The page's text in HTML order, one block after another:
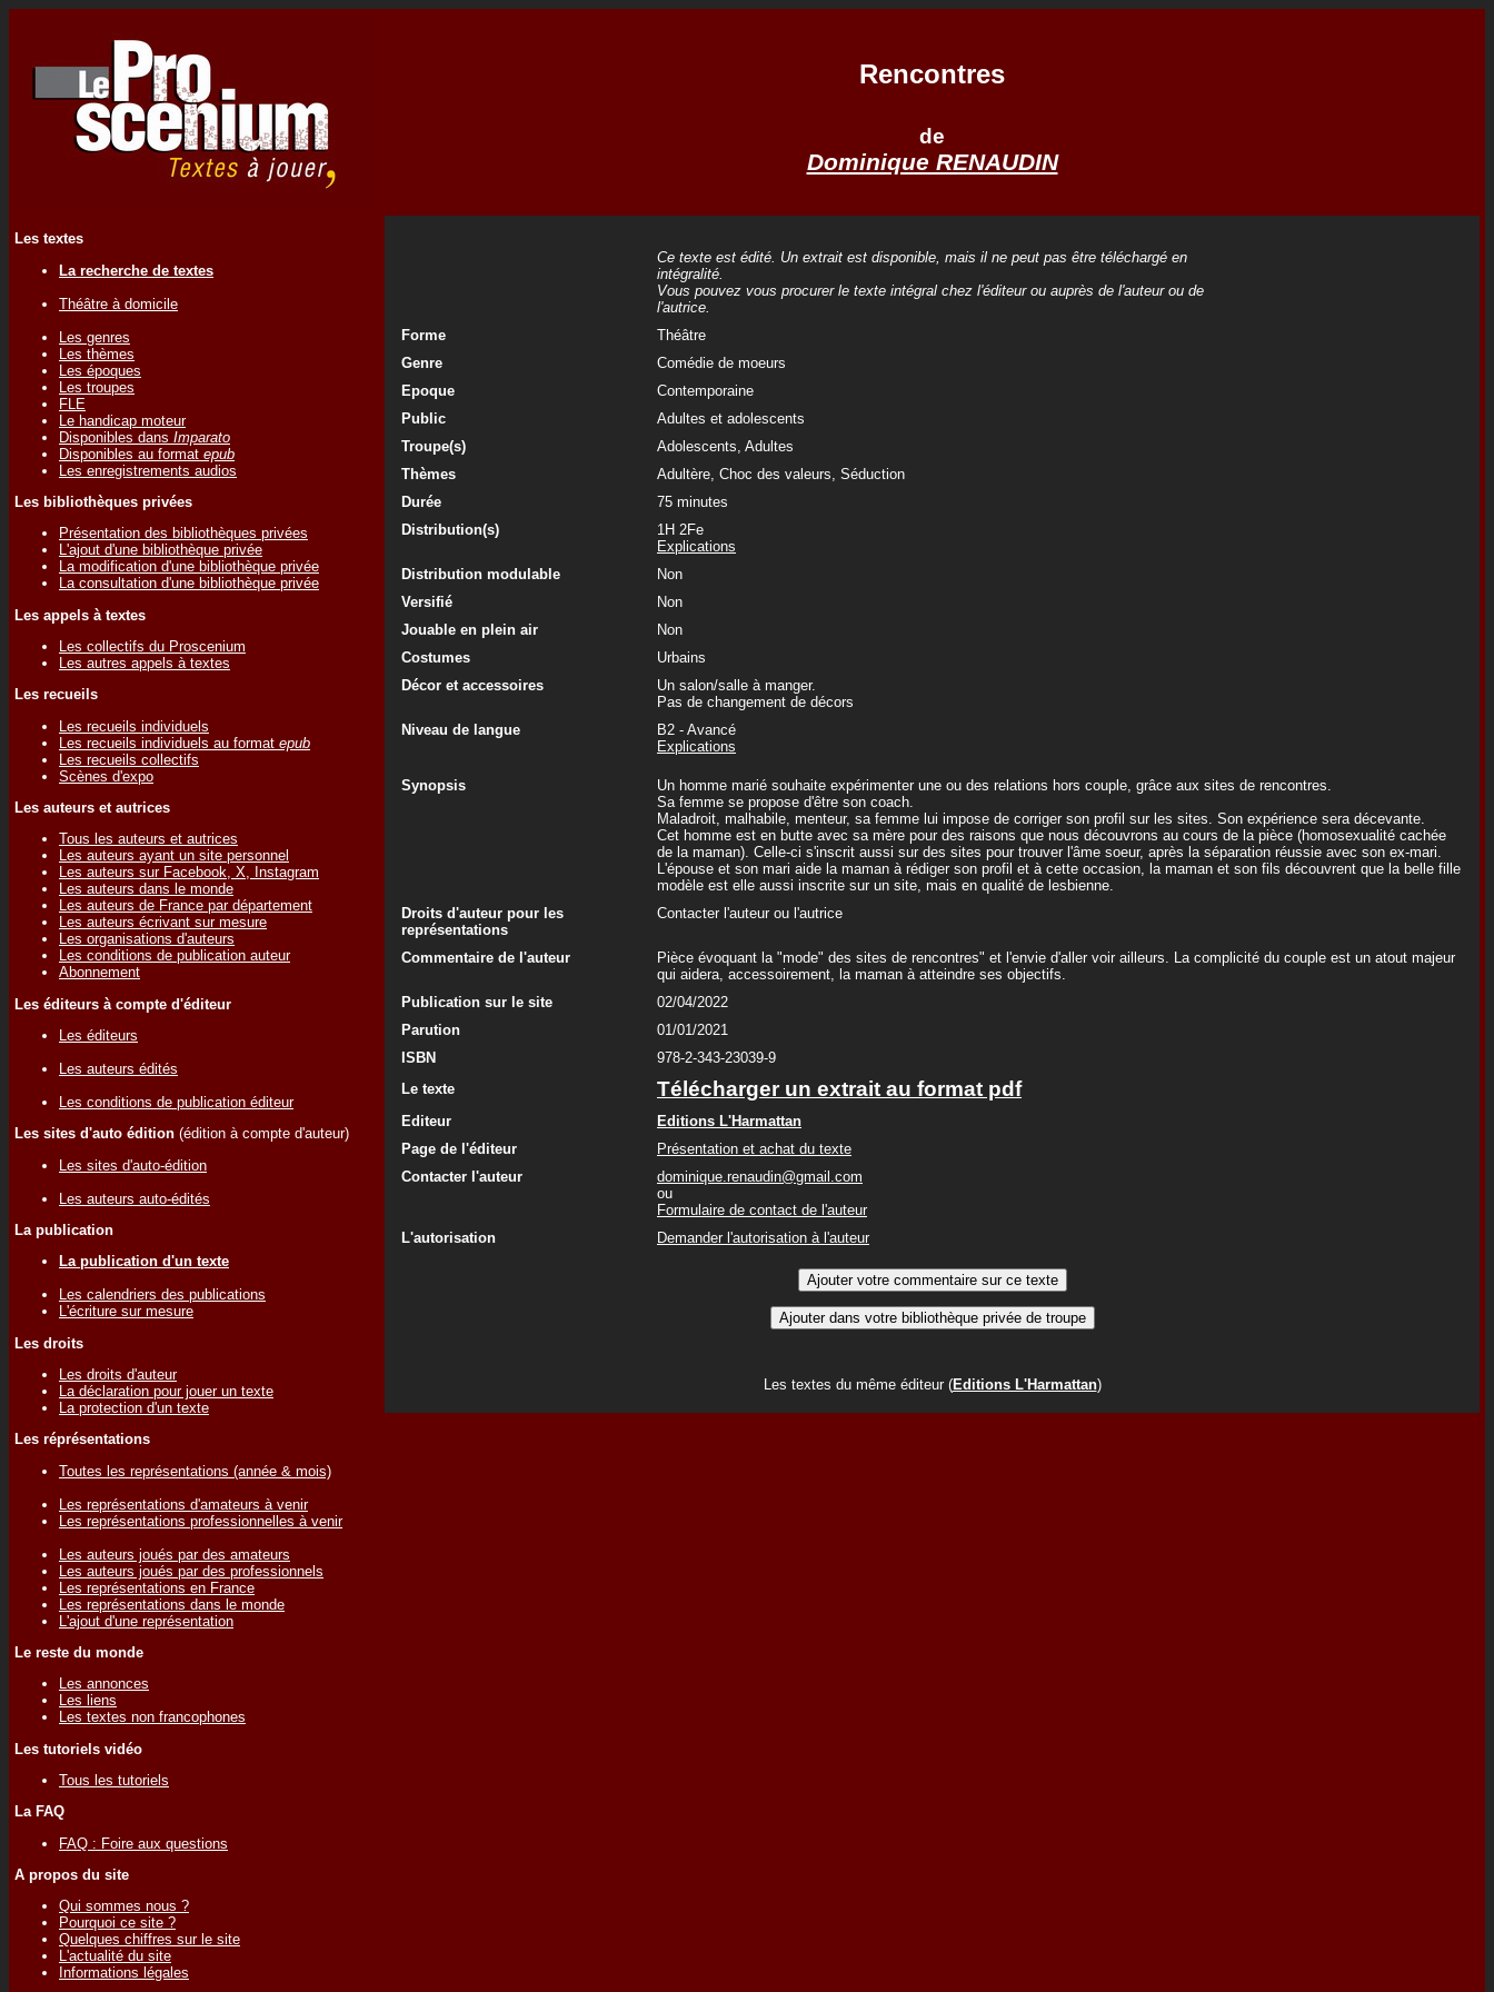
Rencontres
de
Dominique RENAUDIN
Les textes
La recherche de textes
Théâtre à domicile
Les genres
Les thèmes
Les époques
Les troupes
FLE
Le handicap moteur
Disponibles dans Imparato
Disponibles au format epub
Les enregistrements audios
Les bibliothèques privées
Présentation des bibliothèques privées
L'ajout d'une bibliothèque privée
La modification d'une bibliothèque privée
La consultation d'une bibliothèque privée
Les appels à textes
Les collectifs du Proscenium
Les autres appels à textes
Les recueils
Les recueils individuels
Les recueils individuels au format epub
Les recueils collectifs
Scènes d'expo
Les auteurs et autrices
Tous les auteurs et autrices
Les auteurs ayant un site personnel
Les auteurs sur Facebook, X, Instagram
Les auteurs dans le monde
Les auteurs de France par département
Les auteurs écrivant sur mesure
Les organisations d'auteurs
Les conditions de publication auteur
Abonnement
Les éditeurs à compte d'éditeur
Les éditeurs
Les auteurs édités
Les conditions de publication éditeur
Les sites d'auto édition (édition à compte d'auteur)
Les sites d'auto-édition
Les auteurs auto-édités
La publication
La publication d'un texte
Les calendriers des publications
L'écriture sur mesure
Les droits
Les droits d'auteur
La déclaration pour jouer un texte
La protection d'un texte
Les réprésentations
Toutes les représentations (année & mois)
Les représentations d'amateurs à venir
Les représentations professionnelles à venir
Les auteurs joués par des amateurs
Les auteurs joués par des professionnels
Les représentations en France
Les représentations dans le monde
L'ajout d'une représentation
Le reste du monde
Les annonces
Les liens
Les textes non francophones
Les tutoriels vidéo
Tous les tutoriels
La FAQ
FAQ : Foire aux questions
A propos du site
Qui sommes nous ?
Pourquoi ce site ?
Quelques chiffres sur le site
L'actualité du site
Informations légales
Ce texte est édité. Un extrait est disponible, mais il ne peut pas être téléchargé en
intégralité.
Vous pouvez vous procurer le texte intégral chez l'éditeur ou auprès de l'auteur ou de
l'autrice.
Forme
Théâtre
Genre
Comédie de moeurs
Epoque
Contemporaine
Public
Adultes et adolescents
Troupe(s)
Adolescents, Adultes
Thèmes
Adultère, Choc des valeurs, Séduction
Durée
75 minutes
Distribution(s)
1H 2Fe
Explications
Distribution modulable
Non
Versifié
Non
Jouable en plein air
Non
Costumes
Urbains
Décor et accessoires
Un salon/salle à manger.
Pas de changement de décors
Niveau de langue
B2 - Avancé
Explications
Synopsis
Un homme marié souhaite expérimenter une ou des relations hors couple, grâce aux sites de rencontres.
Sa femme se propose d'être son coach.
Maladroit, malhabile, menteur, sa femme lui impose de corriger son profil sur les sites. Son expérience sera décevante.
Cet homme est en butte avec sa mère pour des raisons que nous découvrons au cours de la pièce (homosexualité cachée
de la maman). Celle-ci s'inscrit aussi sur des sites pour trouver l'âme soeur, après la séparation réussie avec son ex-mari.
L'épouse et son mari aide la maman à rédiger son profil et à cette occasion, la maman et son fils découvrent que la belle fille
modèle est elle aussi inscrite sur un site, mais en qualité de lesbienne.
Droits d'auteur pour les
représentations
Contacter l'auteur ou l'autrice
Commentaire de l'auteur
Pièce évoquant la "mode" des sites de rencontres" et l'envie d'aller voir ailleurs. La complicité du couple est un atout majeur
qui aidera, accessoirement, la maman à atteindre ses objectifs.
Publication sur le site
02/04/2022
Parution
01/01/2021
ISBN
978-2-343-23039-9
Le texte
Télécharger un extrait au format pdf
Editeur
Editions L'Harmattan
Page de l'éditeur
Présentation et achat du texte
Contacter l'auteur
dominique.renaudin@gmail.com
ou
Formulaire de contact de l'auteur
L'autorisation
Demander l'autorisation à l'auteur
Les textes du même éditeur (Editions L'Harmattan)